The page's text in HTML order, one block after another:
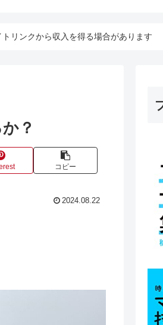
トリンクから収入を得る場合があります
？
コピー
2024.08.22